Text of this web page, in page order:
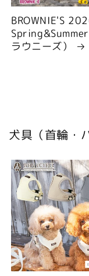
BROWNIE'S
ラウニーズ）
犬具（首輪・